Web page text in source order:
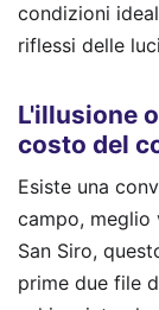
condizioni
riflessi delle
L'illusione
costo del
Esiste una
campo, meglio
San Siro,
prime due file